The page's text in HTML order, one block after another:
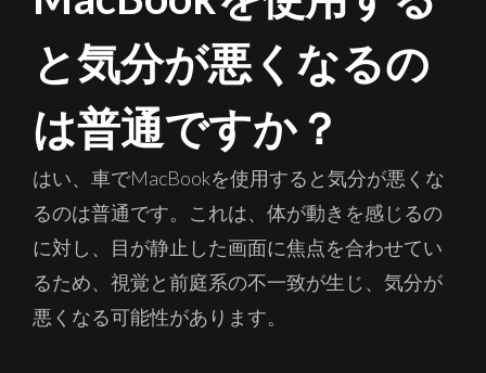
と気分が悪くなるの
は普通ですか？
はい、車でMacBookを使用すると気分が悪くな
るのは普通です。これは、体が動きを感じるの
に対し、目が静止した画面に焦点を合わせてい
るため、視覚と前庭系の不一致が生じ、気分が
悪くなる可能性があります。